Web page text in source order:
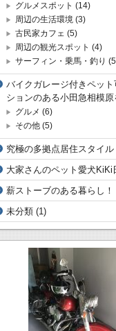
グルメスポット (14)
周辺の生活環境 (3)
古民家カフェ (5)
周辺の観光スポット (4)
サーフィン・乗馬・釣り
バイクガレージ付きペット
ションのある小田急相模
グルメ (6)
その他 (5)
究極の多拠点居住スタイル
大家さんのペット愛犬KiKi
薪ストーブのある暮らし！
未分類 (1)